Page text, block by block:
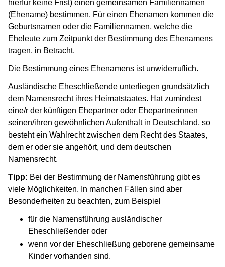
hierfür keine Frist) einen gemeinsamen Familiennamen
(Ehename) bestimmen. Für einen Ehenamen kommen die
Geburtsnamen oder die Familiennamen, welche die
Eheleute zum Zeitpunkt der Bestimmung des Ehenamens
tragen, in Betracht.
Die Bestimmung eines Ehenamens ist unwiderruflich.
Ausländische Eheschließende unterliegen grundsätzlich
dem Namensrecht ihres Heimatstaates. Hat zumindest
eine/r der künftigen Ehepartner oder Ehepartnerinnen
seinen/ihren gewöhnlichen Aufenthalt in Deutschland, so
besteht ein Wahlrecht zwischen dem Recht des Staates,
dem er oder sie angehört, und dem deutschen
Namensrecht.
Tipp: Bei der Bestimmung der Namensführung gibt es
viele Möglichkeiten. In manchen Fällen sind aber
Besonderheiten zu beachten, zum Beispiel
für die Namensführung ausländischer
Eheschließender oder
wenn vor der Eheschließung geborene gemeinsame
Kinder vorhanden sind.